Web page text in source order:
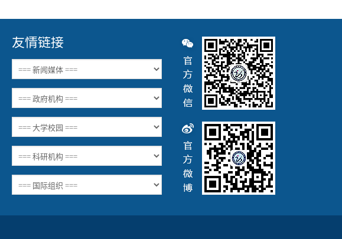
友情链接